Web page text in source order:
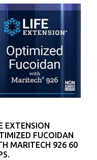
EXTENSION
FUCOIDAN
MARITECH 926 60